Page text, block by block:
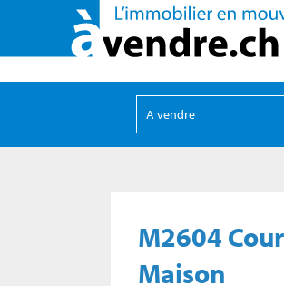
M2604
Maison